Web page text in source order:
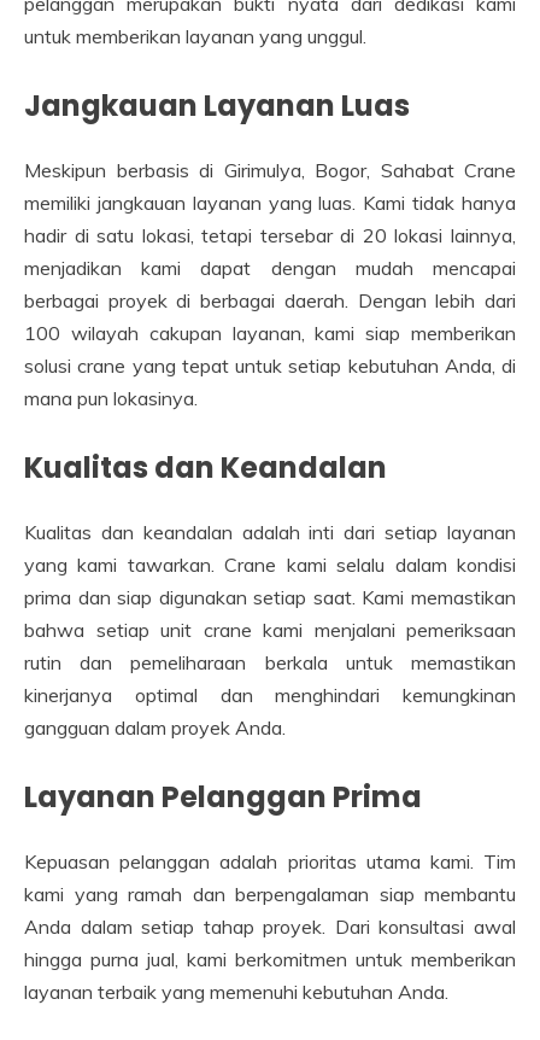
untuk memberikan layanan yang unggul.
Jangkauan Layanan Luas
Meskipun berbasis di Girimulya, Bogor, Sahabat Crane
memiliki jangkauan layanan yang luas. Kami tidak hanya
hadir di satu lokasi, tetapi tersebar di 20 lokasi lainnya,
menjadikan kami dapat dengan mudah mencapai
berbagai proyek di berbagai daerah. Dengan lebih dari
100 wilayah cakupan layanan, kami siap memberikan
solusi crane yang tepat untuk setiap kebutuhan Anda, di
mana pun lokasinya.
Kualitas dan Keandalan
Kualitas dan keandalan adalah inti dari setiap layanan
yang kami tawarkan. Crane kami selalu dalam kondisi
prima dan siap digunakan setiap saat. Kami memastikan
bahwa setiap unit crane kami menjalani pemeriksaan
rutin dan pemeliharaan berkala untuk memastikan
kinerjanya optimal dan menghindari kemungkinan
gangguan dalam proyek Anda.
Layanan Pelanggan Prima
Kepuasan pelanggan adalah prioritas utama kami. Tim
kami yang ramah dan berpengalaman siap membantu
Anda dalam setiap tahap proyek. Dari konsultasi awal
hingga purna jual, kami berkomitmen untuk memberikan
layanan terbaik yang memenuhi kebutuhan Anda.